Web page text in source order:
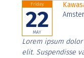
Friday
22
MAY
Lorem ipsum
elit. Suspendisse